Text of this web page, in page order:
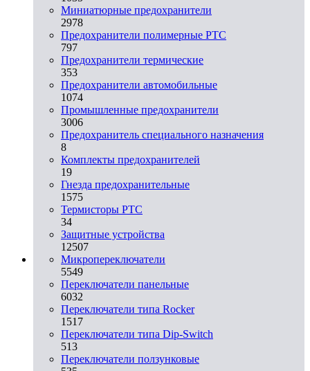
Миниатюрные предохранители
2978
Предохранители полимерные PTC
797
Предохранители термические
353
Предохранители автомобильные
1074
Промышленные предохранители
3006
Предохранитель специального назначения
8
Комплекты предохранителей
19
Гнезда предохранительные
1575
Термисторы PTC
34
Защитные устройства
12507
Микропереключатели
5549
Переключатели панельные
6032
Переключатели типа Rocker
1517
Переключатели типа Dip-Switch
513
Переключатели ползунковые